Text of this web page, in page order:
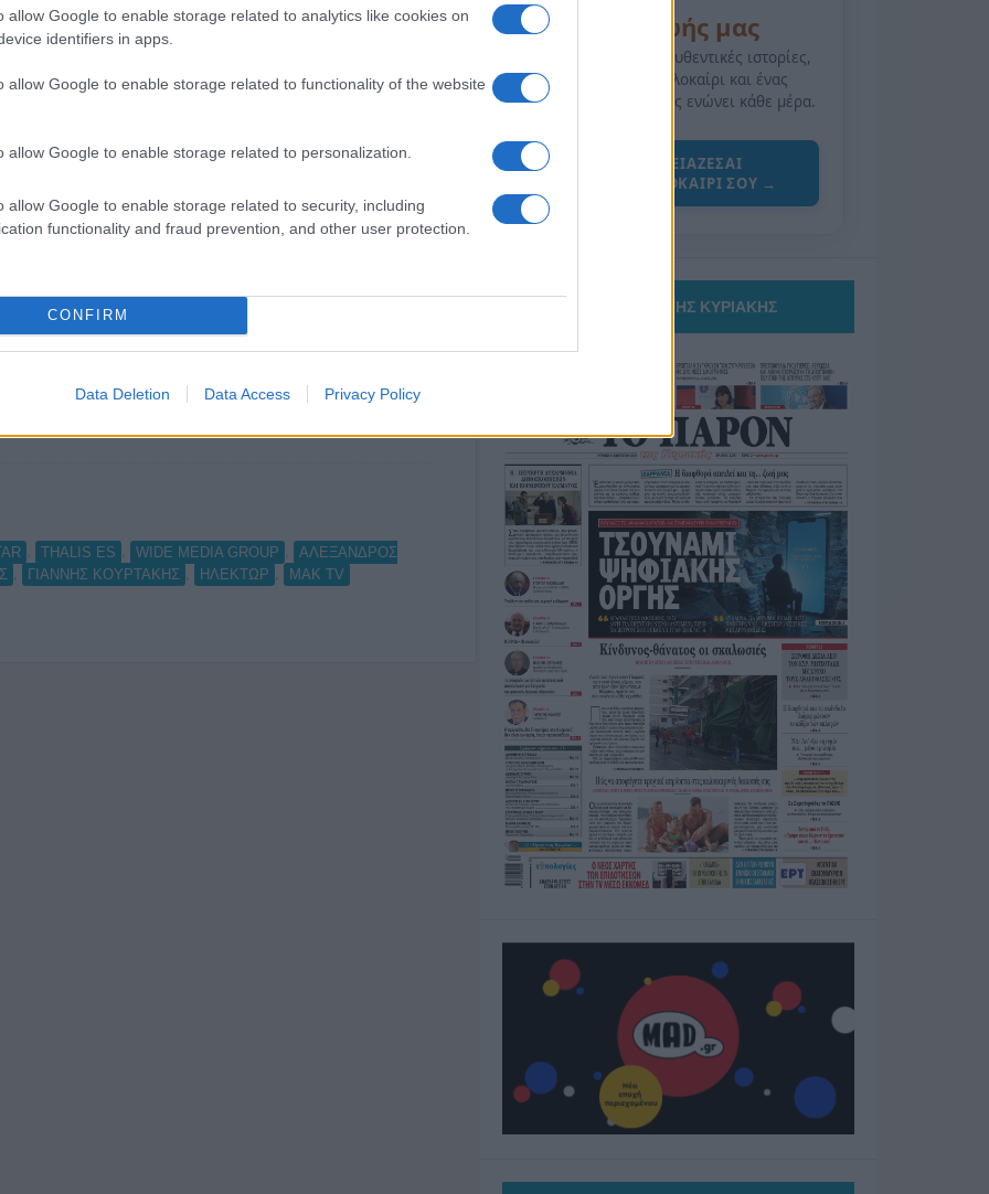
allow Google to enable storage related to analytics like cookies on
identifiers in apps.
allow Google to enable storage related to functionality of the website
allow Google to enable storage related to personalization.
allow Google to enable storage related to security, including
functionality and fraud prevention, and other user protection.
CONFIRM
Data Deletion Data Access Privacy Policy
Εβδομάδα που Ανακάτεψε την
Τράπουλα των Ελληνικών Media
συμπαρασύρει την κυβέρνηση
Κανονικός Αύγουστος με δυνατούς
βοριάδες και σταδιακή άνοδο της
θερμοκρασίας
THALIS ES WIDE MEDIA GROUP
ΑΛΕΞΑΝΔΡΟΣ
ΓΙΑΝΝΗΣ ΚΟΥΡΤΑΚΗΣ ΗΛΕΚΤΩΡ ΜΑΚ TV
της Ζωής μας
Οι άνθρωποι, οι αυθεντικές ιστορίες,
το ελληνικό καλοκαίρι και ένας
πολιτισμός που μας ενώνει κάθε μέρα.
ΟΣΑ ΧΡΕΙΑΖΕΣΑΙ
ΓΙΑ ΤΟ ΚΑΛΟΚΑΙΡΙ ΣΟΥ →
ΤΟ ΠΑΡΟΝ ΤΗΣ ΚΥΡΙΑΚΗΣ